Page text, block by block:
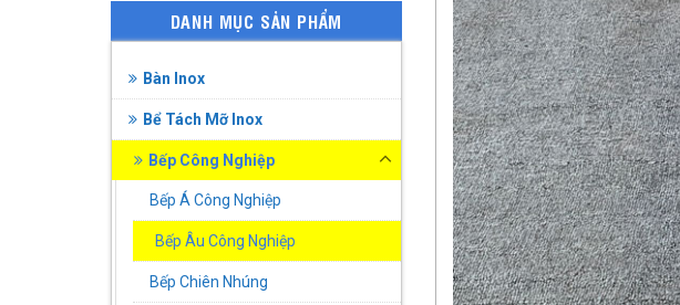
DANH MỤC SẢN PHẨM
Bàn Inox
Bể Tách Mỡ Inox
Bếp Công Nghiệp
Bếp Á Công Nghiệp
Bếp Âu Công Nghiệp
Bếp Chiên Nhúng